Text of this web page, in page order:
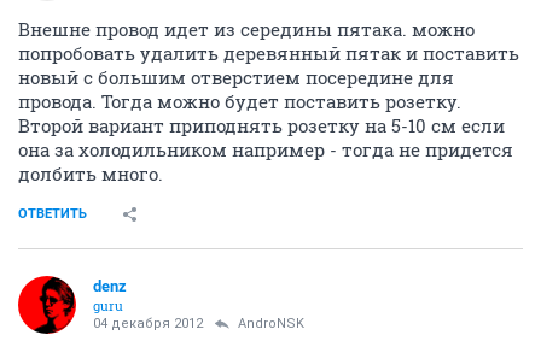
Внешне провод идет из середины пятака. можно
попробовать удалить деревянный пятак и поставить
новый с большим отверстием посередине для
провода. Тогда можно будет поставить розетку.
Второй вариант приподнять розетку на 5-10 см если
она за холодильником например - тогда не придется
долбить много.
ОТВЕТИТЬ
denz
guru
04 декабря 2012 AndroNSK